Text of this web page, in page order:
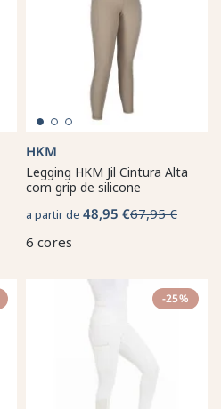
HKM
Legging HKM Jil Cintura Alta
com grip de silicone
a partir de 48,95 €67,95 €
6 cores
-25%